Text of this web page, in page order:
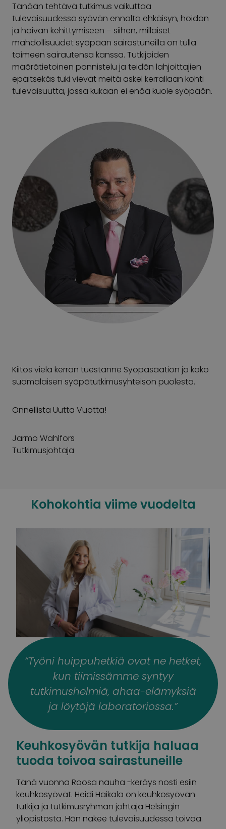
Tänään tehtävä tutkimus vaikuttaa
tulevaisuudessa syövän ennalta ehkäisyn, hoidon
ja hoivan kehittymiseen – siihen, millaiset
mahdollisuudet syöpään sairastuneilla on tulla
toimeen sairautensa kanssa. Tutkijoiden
määrätietoinen ponnistelu ja teidän lahjoittajien
epäitsekäs tuki vievät meitä askel kerrallaan kohti
tulevaisuutta, jossa kukaan ei enää kuole syöpään.
Kiitos vielä kerran tuestanne Syöpäsäätiön ja koko
suomalaisen syöpätutkimusyhteisön puolesta.
Onnellista Uutta Vuotta!
Jarmo Wahlfors
Tutkimusjohtaja
Kohokohtia viime vuodelta
“Työni huippuhetkiä ovat ne hetket,
kun tiimissämme syntyy
tutkimushelmiä, ahaa-elämyksiä
ja löytöjä laboratoriossa.”
Keuhkosyövän tutkija haluaa
tuoda toivoa sairastuneille
Tänä vuonna Roosa nauha -keräys nosti esiin
keuhkosyövät. Heidi Haikala on keuhkosyövän
tutkija ja tutkimusryhmän johtaja Helsingin
yliopistosta. Hän näkee tulevaisuudessa toivoa.